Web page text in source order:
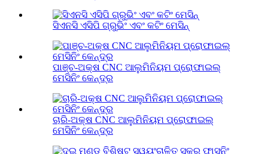
ସିଏନସି ଏସିପି ଗ୍ରୁଭିଂ ଏବଂ କଟିଂ ମେସିନ୍
ପାଞ୍ଚ-ଅକ୍ଷ CNC ଆଲୁମିନିୟମ ପ୍ରୋଫାଇଲ୍
ମେସିନିଂ କେନ୍ଦ୍ର
ଚାରି-ଅକ୍ଷ CNC ଆଲୁମିନିୟମ ପ୍ରୋଫାଇଲ୍
ମେସିନିଂ କେନ୍ଦ୍ର